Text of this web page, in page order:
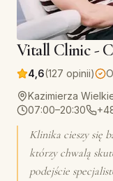
Vitall Clinic -
4,6(127 opinii)
Kazimierza
07:00–20:30
Klinika cieszy się
którzy chwalą
podejście